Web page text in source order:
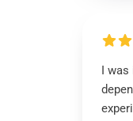
I was